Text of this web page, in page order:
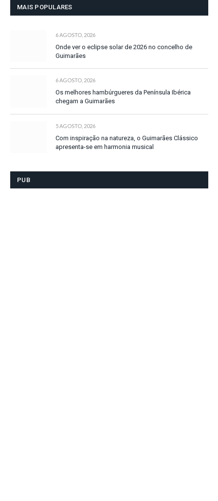
MAIS POPULARES
6 AGOSTO, 2026
Onde ver o eclipse solar de 2026 no concelho de
Guimarães
6 AGOSTO, 2026
Os melhores hambúrgueres da Península Ibérica
chegam a Guimarães
5 AGOSTO, 2026
Com inspiração na natureza, o Guimarães Clássico
apresenta-se em harmonia musical
PUB